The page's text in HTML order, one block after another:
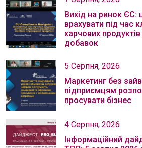
Вихід на ринок ЄС:
врахувати під час
харчових продуктів
добавок
5 Серпня, 2026
Маркетинг без
підприємцям
просувати бізнес
4 Серпня, 2026
Інформаційний